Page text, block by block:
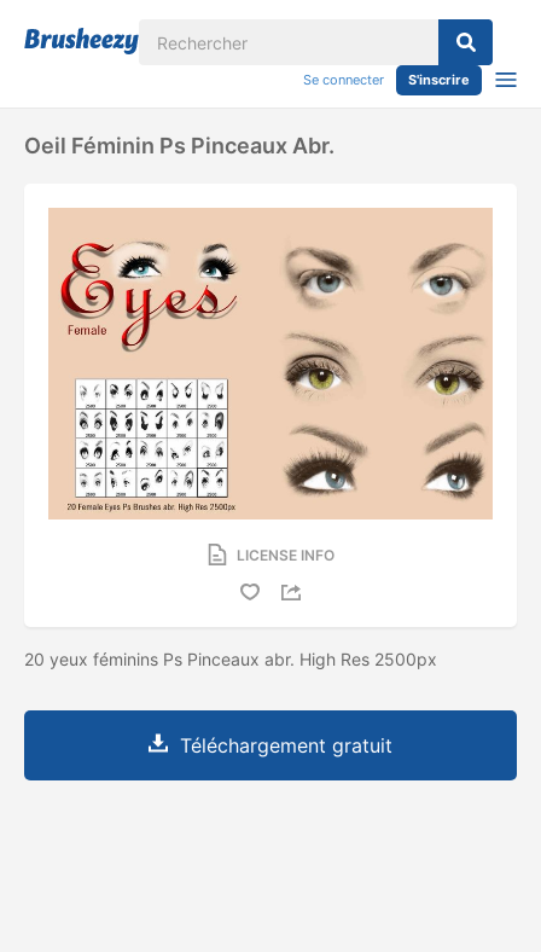
Se connecter S'inscrire
Oeil Féminin Ps Pinceaux Abr.
LICENSE INFO
20 yeux féminins Ps Pinceaux abr. High Res 2500px
Téléchargement gratuit